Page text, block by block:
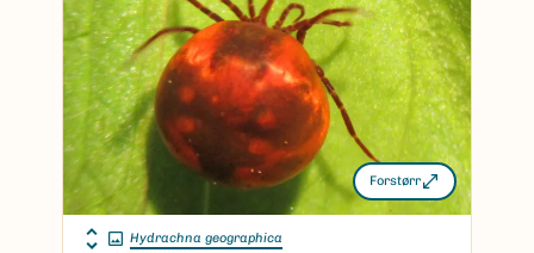
Forstørr
Hydrachna geographica